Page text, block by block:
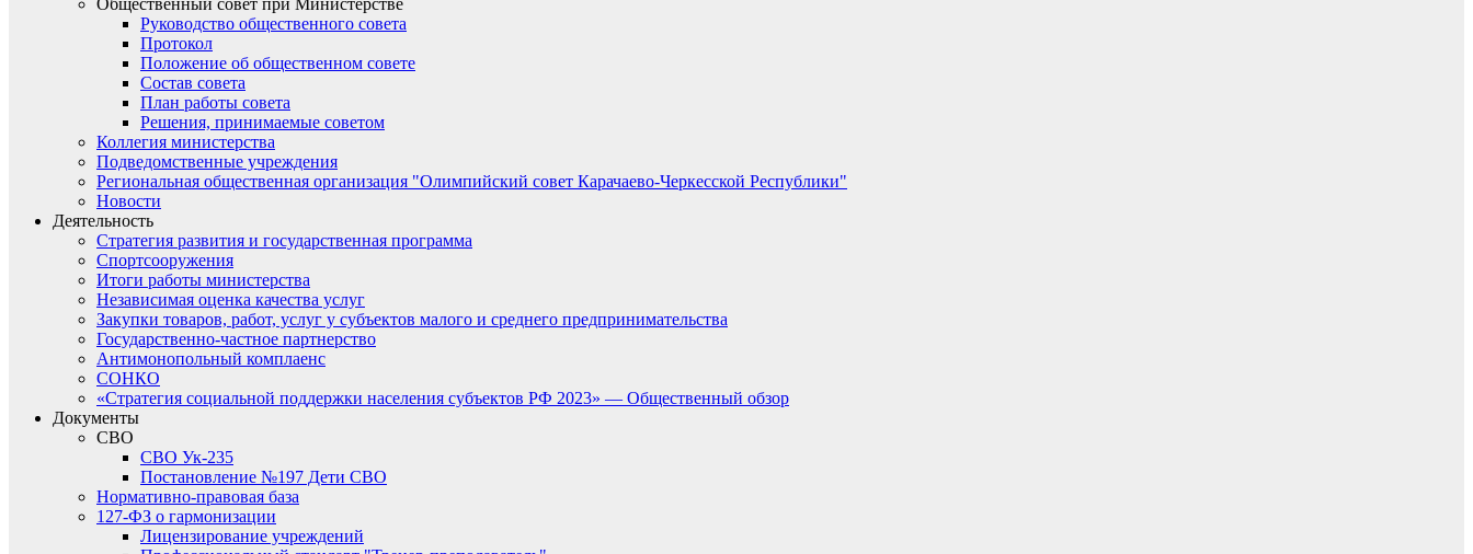
Общественный совет при Министерстве
Руководство общественного совета
Протокол
Положение об общественном совете
Состав совета
План работы совета
Решения, принимаемые советом
Коллегия министерства
Подведомственные учреждения
Региональная общественная организация "Олимпийский совет Карачаево-Черкесской Республики"
Новости
Деятельность
Стратегия развития и государственная программа
Спортсооружения
Итоги работы министерства
Независимая оценка качества услуг
Закупки товаров, работ, услуг у субъектов малого и среднего предпринимательства
Государственно-частное партнерство
Антимонопольный комплаенс
СОНКО
«Стратегия социальной поддержки населения субъектов РФ 2023» — Общественный обзор
Документы
СВО
СВО Ук-235
Постановление №197 Дети СВО
Нормативно-правовая база
127-ФЗ о гармонизации
Лицензирование учреждений